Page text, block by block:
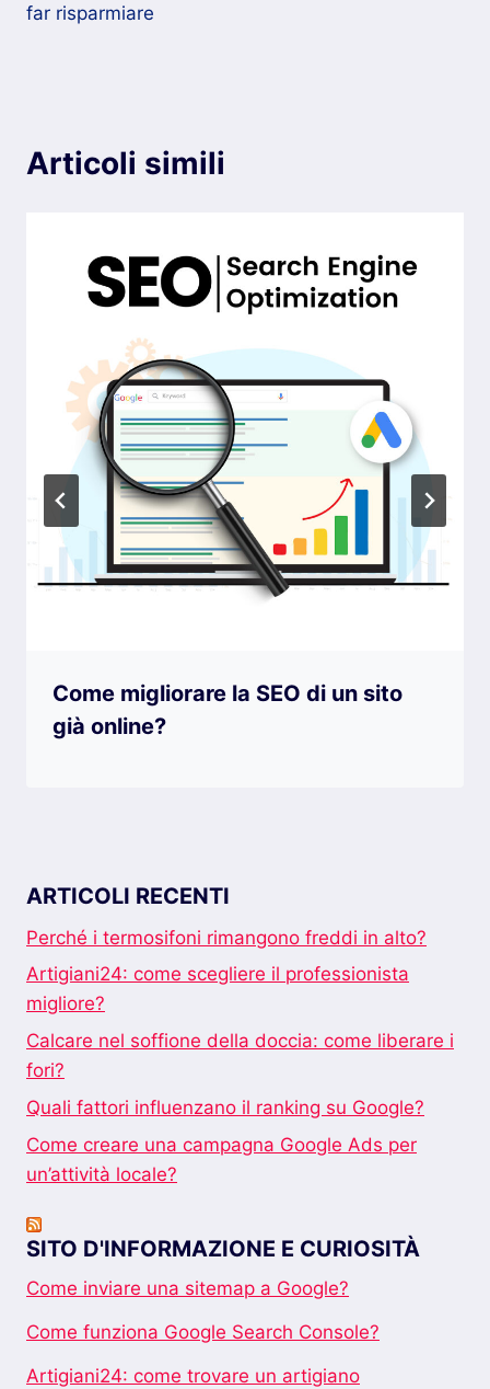
k
far risparmiare
Articoli simili
Come migliorare la SEO di un sito
già online?
ARTICOLI RECENTI
Perché i termosifoni rimangono freddi in alto?
Artigiani24: come scegliere il professionista
migliore?
Calcare nel soffione della doccia: come liberare i
fori?
Quali fattori influenzano il ranking su Google?
Come creare una campagna Google Ads per
un’attività locale?
SITO D'INFORMAZIONE E CURIOSITÀ
Come inviare una sitemap a Google?
Come funziona Google Search Console?
Artigiani24: come trovare un artigiano